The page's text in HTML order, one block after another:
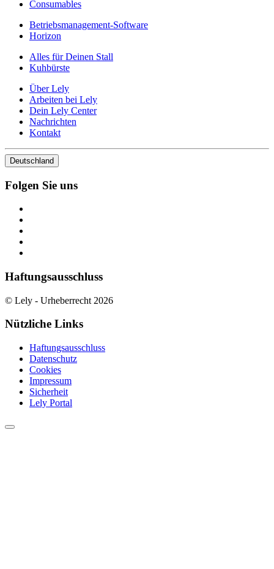
Consumables
Betriebsmanagement-Software
Horizon
Alles für Deinen Stall
Kuhbürste
Über Lely
Arbeiten bei Lely
Dein Lely Center
Nachrichten
Kontakt
Deutschland
Folgen Sie uns
Haftungsausschluss
© Lely - Urheberrecht 2026
Nützliche Links
Haftungsausschluss
Datenschutz
Cookies
Impressum
Sicherheit
Lely Portal